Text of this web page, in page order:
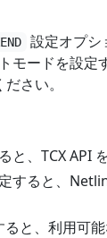
設定オプシ
モードを設定
さい。
と、TCX API
すると、
ると、利用可